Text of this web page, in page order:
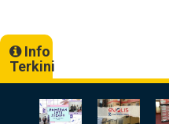
Info
Terkini